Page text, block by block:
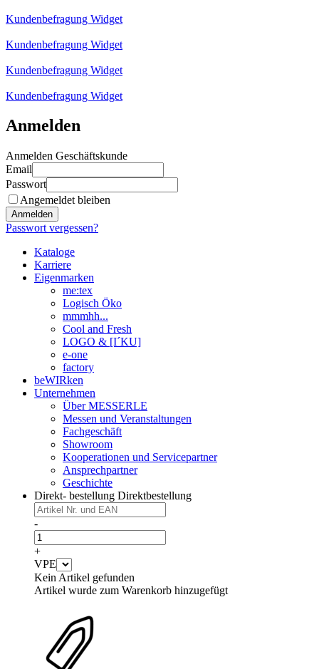
Kundenbefragung Widget
Kundenbefragung Widget
Kundenbefragung Widget
Kundenbefragung Widget
Anmelden
Anmelden Geschäftskunde
Email
Passwort
Angemeldet bleiben
Anmelden
Passwort vergessen?
Kataloge
Karriere
Eigenmarken
me:tex
Logisch Öko
mmmhh...
Cool and Fresh
LOGO & [I´KU]
e-one
factory
beWIRken
Unternehmen
Über MESSERLE
Messen und Veranstaltungen
Fachgeschäft
Showroom
Kooperationen und Servicepartner
Ansprechpartner
Geschichte
Direkt- bestellung Direktbestellung
-
+
VPE
Kein Artikel gefunden
Artikel wurde zum Warenkorb hinzugefügt